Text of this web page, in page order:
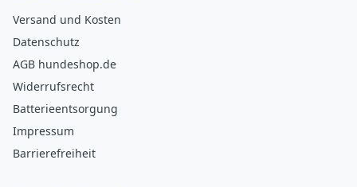
Versand und Kosten
Datenschutz
AGB hundeshop.de
Widerrufsrecht
Batterieentsorgung
Impressum
Barrierefreiheit